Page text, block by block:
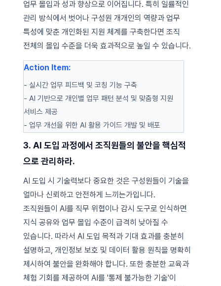
업무 몰입과 성과 향상으로 이어집니다. 특히 일률적인
관리 방식에서 벗어나 구성원 개개인의 역량과 업무
특성에 맞춘 개인화된 지원 체계를 구축한다면 조직
전체의 몰입 수준을 더욱 효과적으로 높일 수 있습니다.
Action Item:
- 실시간 업무 피드백 및 코칭 기능 구축
- AI 기반으로 개인별 업무 패턴 분석 및 맞춤형 지원
서비스 제공
- 업무 개선을 위한 AI 활용 가이드 개발 및 배포
3. AI 도입 과정에서 조직원들의 불안을 핵심적
으로 관리하라.
AI 도입 시 기술력보다 중요한 것은 구성원들이 기술을
얼마나 신뢰하고 안전하게 느끼는가입니다.
조직원들이 AI를 직무 위협이나 감시 도구로 인식하면
지식 공유와 업무 몰입 수준이 급격히 낮아질 수
있습니다. 따라서 AI 도입 목적과 기대 효과를 충분히
설명하고, 개인정보 보호 및 데이터 활용 원칙을 명확히
제시하여 불안을 완화해야 합니다. 또한 충분한 교육과
체험 기회를 제공하여 AI를 '통제 불가능한 기술'이